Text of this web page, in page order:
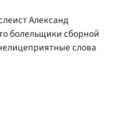
Александ
болельщики сборной
слова